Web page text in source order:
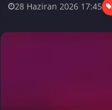
28 Haziran 2026 17:45